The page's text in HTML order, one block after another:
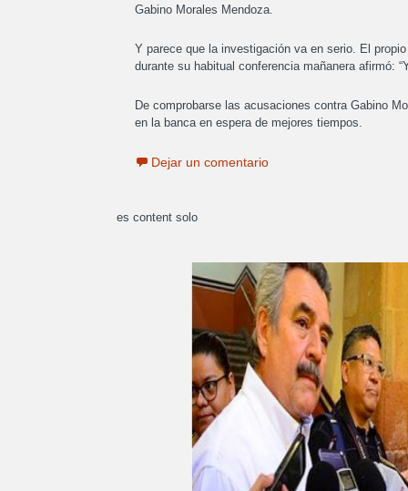
Gabino Morales Mendoza.
Y parece que la investigación va en serio. El
durante su habitual conferencia mañanera afirmó:
De comprobarse las acusaciones contra Gabino
en la banca en espera de mejores tiempos.
Dejar un comentario
es content solo